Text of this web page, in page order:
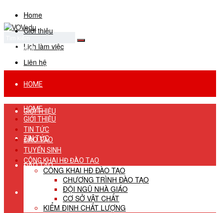
Home
Giới thiệu
Lịch làm việc
Liên hệ
No Result
View All Result
HOME
GIỚI THIỆU
TIN TỨC
ĐÀO TẠO
TUYỂN SINH
HOME
GIỚI THIỆU
TIN TỨC
ĐÀO TẠO
TUYỂN SINH
CÔNG KHAI HĐ ĐÀO TẠO
CÔNG KHAI HĐ ĐÀO TẠO
CHƯƠNG TRÌNH ĐÀO TẠO
ĐỘI NGŨ NHÀ GIÁO
CƠ SỞ VẬT CHẤT
KIỂM ĐỊNH CHẤT LƯỢNG